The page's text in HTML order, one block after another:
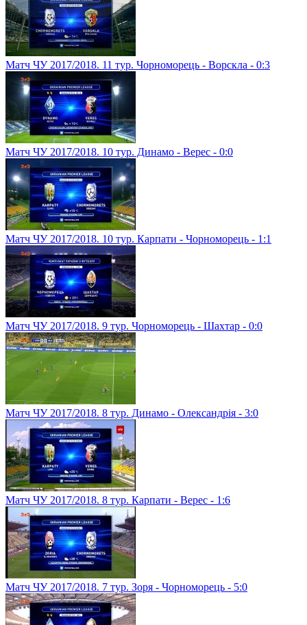
Матч ЧУ 2017/2018. 11 тур. Чорноморець - Ворскла - 0:3
Матч ЧУ 2017/2018. 10 тур. Динамо - Верес - 0:0
Матч ЧУ 2017/2018. 10 тур. Карпати - Чорноморець - 1:1
Матч ЧУ 2017/2018. 9 тур. Чорноморець - Шахтар - 0:0
Матч ЧУ 2017/2018. 8 тур. Динамо - Олександрія - 3:0
Матч ЧУ 2017/2018. 8 тур. Карпати - Верес - 1:6
Матч ЧУ 2017/2018. 7 тур. Зоря - Чорноморець - 5:0